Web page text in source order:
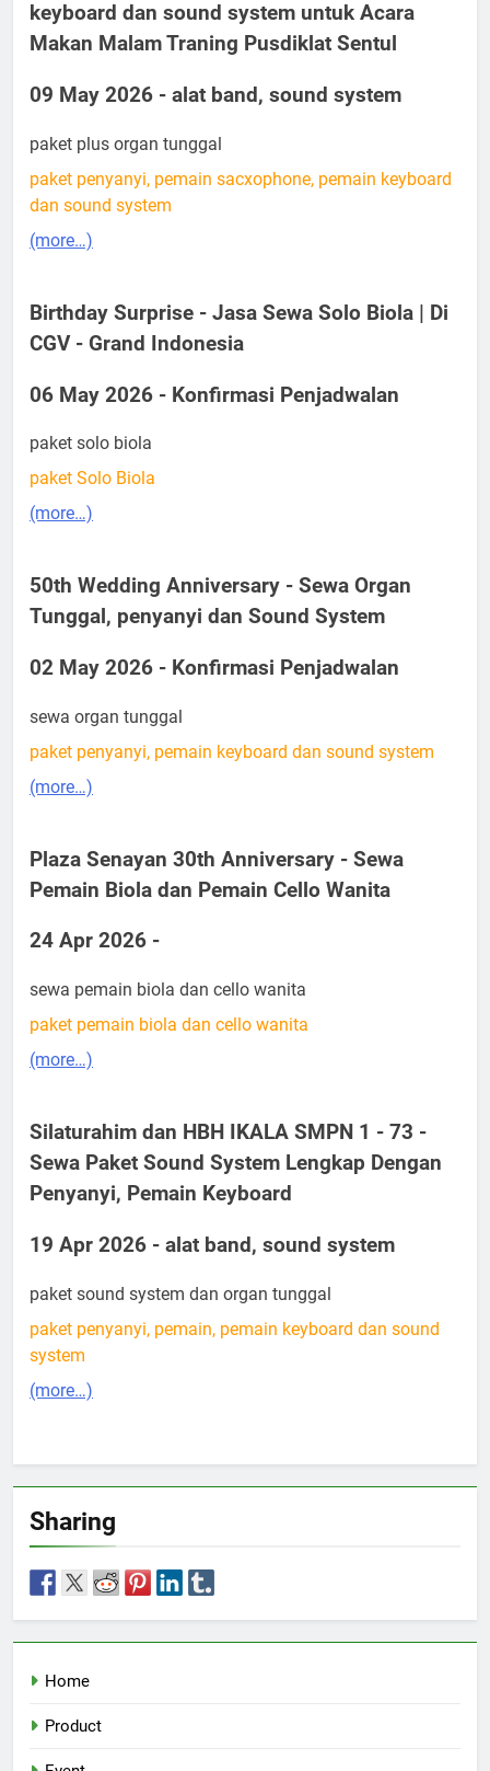
keyboard dan sound system untuk Acara
Makan Malam Traning Pusdiklat Sentul
09 May 2026 - alat band, sound system
paket plus organ tunggal
paket penyanyi, pemain sacxophone, pemain keyboard
dan sound system
(more…)
Birthday Surprise - Jasa Sewa Solo Biola | Di
CGV - Grand Indonesia
06 May 2026 - Konfirmasi Penjadwalan
paket solo biola
paket Solo Biola
(more…)
50th Wedding Anniversary - Sewa Organ
Tunggal, penyanyi dan Sound System
02 May 2026 - Konfirmasi Penjadwalan
sewa organ tunggal
paket penyanyi, pemain keyboard dan sound system
(more…)
Plaza Senayan 30th Anniversary - Sewa
Pemain Biola dan Pemain Cello Wanita
24 Apr 2026 -
sewa pemain biola dan cello wanita
paket pemain biola dan cello wanita
(more…)
Silaturahim dan HBH IKALA SMPN 1 - 73 -
Sewa Paket Sound System Lengkap Dengan
Penyanyi, Pemain Keyboard
19 Apr 2026 - alat band, sound system
paket sound system dan organ tunggal
paket penyanyi, pemain, pemain keyboard dan sound
system
(more…)
Sharing
Home
Product